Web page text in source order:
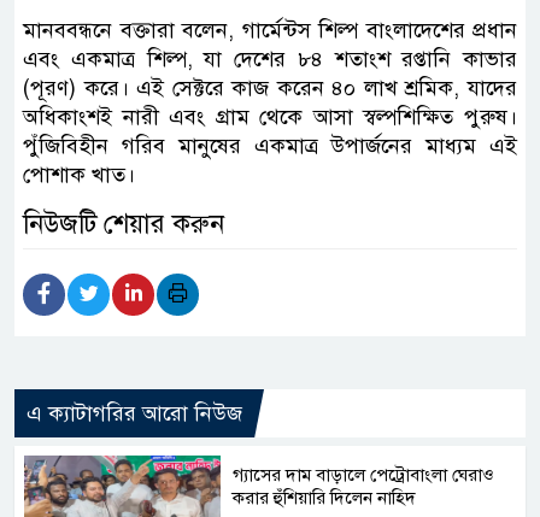
মানববন্ধনে বক্তারা বলেন, গার্মেন্টস শিল্প বাংলাদেশের প্রধান
এবং একমাত্র শিল্প, যা দেশের ৮৪ শতাংশ রপ্তানি কাভার
(পূরণ) করে। এই সেক্টরে কাজ করেন ৪০ লাখ শ্রমিক, যাদের
অধিকাংশই নারী এবং গ্রাম থেকে আসা স্বল্পশিক্ষিত পুরুষ।
পুঁজিবিহীন গরিব মানুষের একমাত্র উপার্জনের মাধ্যম এই
পোশাক খাত।
নিউজটি শেয়ার করুন
এ ক্যাটাগরির আরো নিউজ
গ্যাসের দাম বাড়ালে পেট্রোবাংলা ঘেরাও
করার হুঁশিয়ারি দিলেন নাহিদ